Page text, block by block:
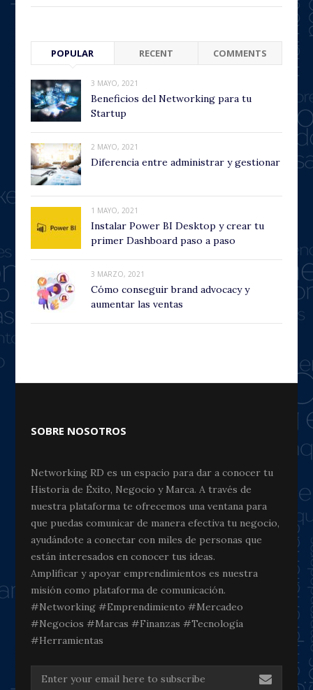
POPULAR RECENT COMMENTS
3 MAYO, 2021
Beneficios del Networking para tu
Startup
2 MAYO, 2021
Diferencia entre administrar y gestionar
1 MAYO, 2021
Instalar Power BI Desktop y crear tu
primer Dashboard paso a paso
3 MARZO, 2021
Cómo conseguir brand advocacy y
aumentar las ventas
SOBRE NOSOTROS
Networking RD es un espacio para dar a conocer tu
Historia de Éxito, Negocio y Marca. A través de
nuestra plataforma te ofrecemos una ventana para
que puedas comunicar de manera efectiva tu negocio,
ayudándote a conectar con miles de personas que
están interesados en conocer tus ideas.
Amplificar y apoyar emprendimientos es nuestra
misión como plataforma de comunicación.
#Networking #Emprendimiento #Mercadeo
#Negocios #Marcas #Finanzas #Tecnología
#Herramientas